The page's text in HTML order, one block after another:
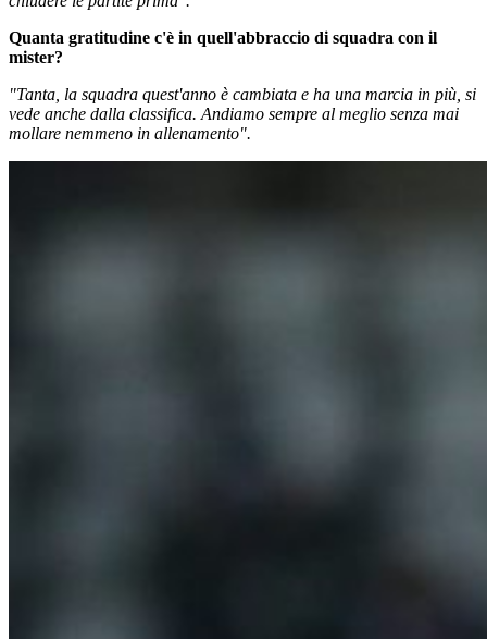
Quanta gratitudine c'è in quell'abbraccio di squadra con il
mister?
"Tanta, la squadra quest'anno è cambiata e ha una marcia in più, si
vede anche dalla classifica. Andiamo sempre al meglio senza mai
mollare nemmeno in allenamento".